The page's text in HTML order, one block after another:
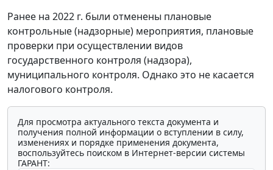
Ранее на 2022 г. были отменены плановые
контрольные (надзорные) мероприятия, плановые
проверки при осуществлении видов
государственного контроля (надзора),
муниципального контроля. Однако это не касается
налогового контроля.
Для просмотра актуального текста документа и
получения полной информации о вступлении в силу,
изменениях и порядке применения документа,
воспользуйтесь поиском в Интернет-версии системы
ГАРАНТ: